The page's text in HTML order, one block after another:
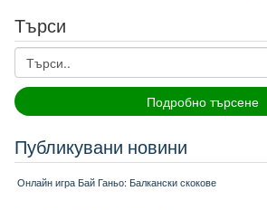
Търси
Подробно търсене
Публикувани новини
Онлайн игра Бай Ганьо: Балкански скокове